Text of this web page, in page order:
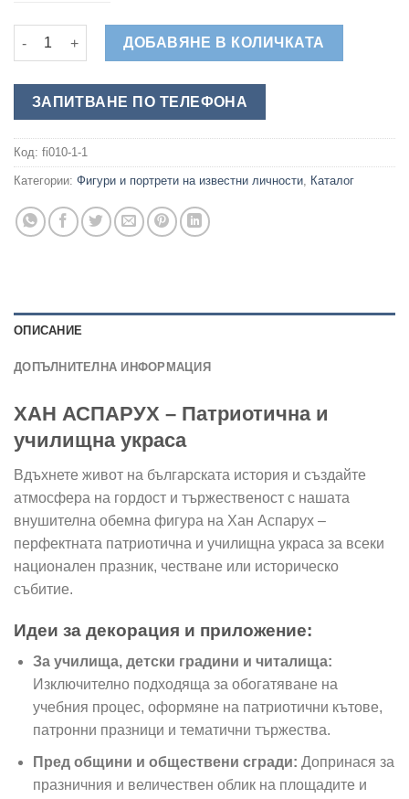
количество за Хан Аспарух - Обемна Фигура за Тематична
ДОБАВЯНЕ В КОЛИЧКАТА
ЗАПИТВАНЕ ПО ТЕЛЕФОНА
Код: fi010-1-1
Категории: Фигури и портрети на известни личности Каталог
ОПИСАНИЕ
ДОПЪЛНИТЕЛНА ИНФОРМАЦИЯ
ХАН АСПАРУХ – Патриотична и
училищна украса
Вдъхнете живот на българската история и създайте
атмосфера на гордост и тържественост с нашата
внушителна обемна фигура на Хан Аспарух –
перфектната патриотична и училищна украса за всеки
национален празник, честване или историческо
събитие.
Идеи за декорация и приложение:
За училища, детски градини и читалища:
Изключително подходяща за обогатяване на
учебния процес, оформяне на патриотични кътове,
патронни празници и тематични тържества.
Пред общини и обществени сгради: Допринася за
празничния и величествен облик на площадите и